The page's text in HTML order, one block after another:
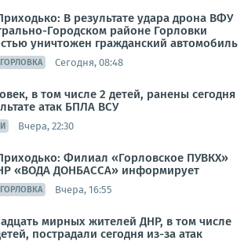
В результате удара дрона ВФУ
Городском районе Горловки
уничтожен гражданский автомобиль
ГОРЛОВКА Сегодня, 08:48
в том числе 2 детей, ранены сегодня
атак БПЛА ВСУ
Вчера, 22:30
Филиал «Горловское ПУВКХ»
«ВОДА ДОНБАССА» информирует
ГОРЛОВКА Вчера, 16:55
мирных жителей ДНР, в том числе
пострадали сегодня из-за атак